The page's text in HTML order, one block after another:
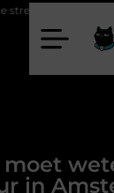
in